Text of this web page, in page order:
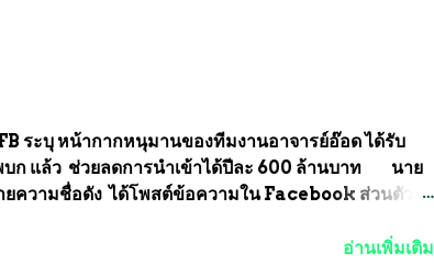
ระบุ หน้ากากหนุมานของทีมงานอาจารย์อ๊อด ได้รับ
บก แล้ว ช่วยลดการนำเข้าได้ปีละ 600 ล้านบาท นาย
ความชื่อดัง ได้โพสต์ข้อความใน Facebook ส่วนตัว
อ่านเพิ่มเติม